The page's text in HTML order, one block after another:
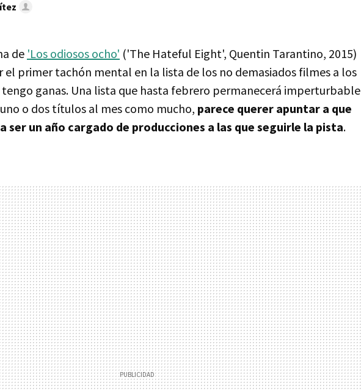
de 'Los odiosos ocho' ('The Hateful Eight', Quentin Tarantino, 2015)
el primer tachón mental en la lista de los no demasiados filmes a los
tengo ganas. Una lista que hasta febrero permanecerá imperturbable
o dos títulos al mes como mucho, parece querer apuntar a que
ser un año cargado de producciones a las que seguirle la pista.